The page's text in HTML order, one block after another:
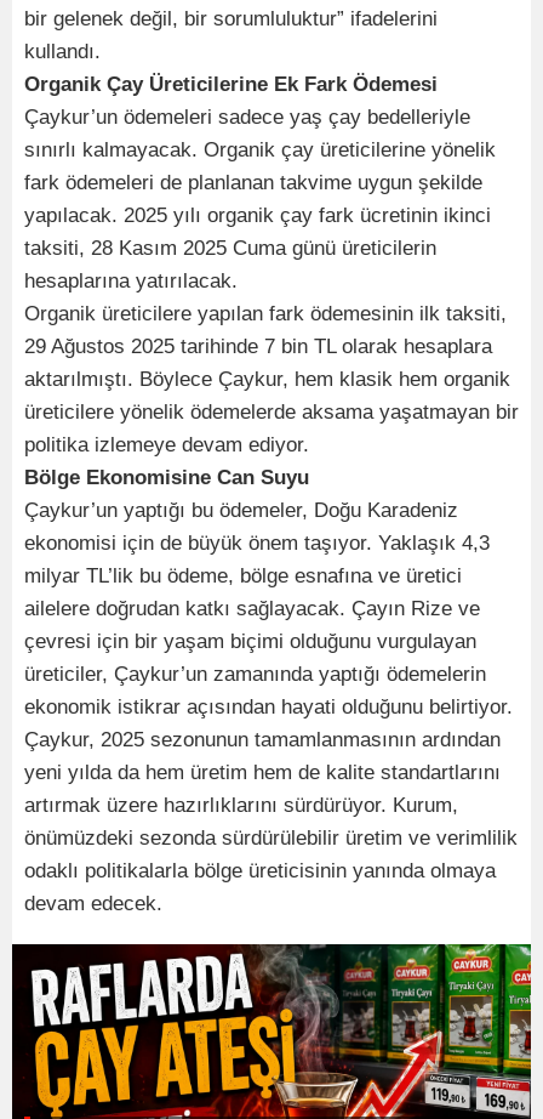
bir gelenek değil, bir sorumluluktur” ifadelerini
kullandı.
Organik Çay Üreticilerine Ek Fark Ödemesi
Çaykur’un ödemeleri sadece yaş çay bedelleriyle
sınırlı kalmayacak. Organik çay üreticilerine yönelik
fark ödemeleri de planlanan takvime uygun şekilde
yapılacak. 2025 yılı organik çay fark ücretinin ikinci
taksiti, 28 Kasım 2025 Cuma günü üreticilerin
hesaplarına yatırılacak.
Organik üreticilere yapılan fark ödemesinin ilk taksiti,
29 Ağustos 2025 tarihinde 7 bin TL olarak hesaplara
aktarılmıştı. Böylece Çaykur, hem klasik hem organik
üreticilere yönelik ödemelerde aksama yaşatmayan bir
politika izlemeye devam ediyor.
Bölge Ekonomisine Can Suyu
Çaykur’un yaptığı bu ödemeler, Doğu Karadeniz
ekonomisi için de büyük önem taşıyor. Yaklaşık 4,3
milyar TL’lik bu ödeme, bölge esnafına ve üretici
ailelere doğrudan katkı sağlayacak. Çayın Rize ve
çevresi için bir yaşam biçimi olduğunu vurgulayan
üreticiler, Çaykur’un zamanında yaptığı ödemelerin
ekonomik istikrar açısından hayati olduğunu belirtiyor.
Çaykur, 2025 sezonunun tamamlanmasının ardından
yeni yılda da hem üretim hem de kalite standartlarını
artırmak üzere hazırlıklarını sürdürüyor. Kurum,
önümüzdeki sezonda sürdürülebilir üretim ve verimlilik
odaklı politikalarla bölge üreticisinin yanında olmaya
devam edecek.